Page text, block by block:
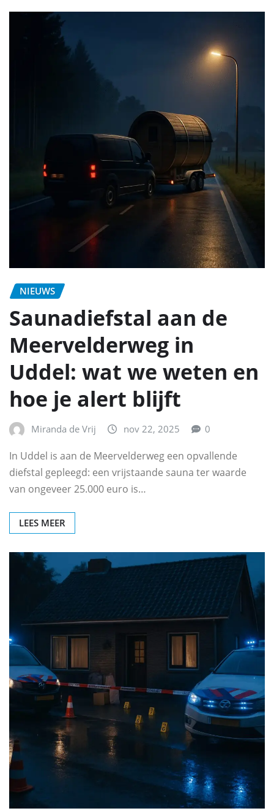
NIEUWS
Saunadiefstal aan de
Meervelderweg in
Uddel: wat we weten en
hoe je alert blijft
Miranda de Vrij nov 22, 2025 0
In Uddel is aan de Meervelderweg een opvallende
diefstal gepleegd: een vrijstaande sauna ter waarde
van ongeveer 25.000 euro is…
LEES MEER